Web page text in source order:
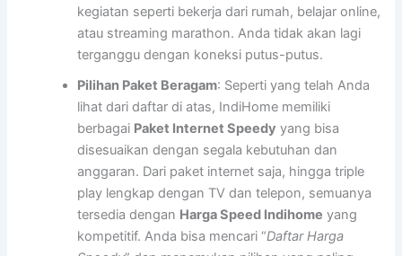
kegiatan seperti bekerja dari rumah, belajar online,
atau streaming marathon. Anda tidak akan lagi
terganggu dengan koneksi putus-putus.
Pilihan Paket Beragam: Seperti yang telah Anda
lihat dari daftar di atas, IndiHome memiliki
berbagai Paket Internet Speedy yang bisa
disesuaikan dengan segala kebutuhan dan
anggaran. Dari paket internet saja, hingga triple
play lengkap dengan TV dan telepon, semuanya
tersedia dengan Harga Speed Indihome yang
kompetitif. Anda bisa mencari “Daftar Harga